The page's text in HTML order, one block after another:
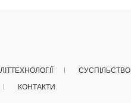
СУСПІЛЬСТВО
КОНТАКТИ